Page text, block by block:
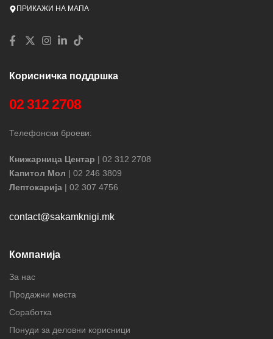
ПРИКАЖИ НА МАПА
Корисничка поддршка
02 312 2708
Телефонски броеви:
Книжарница Центар | 02 312 2708
Капитол Мол | 02 246 3809
Лептокарија | 02 307 4756
contact@sakamknigi.mk
Компанија
За нас
Продажни места
Соработка
Понуди за деловни корисници